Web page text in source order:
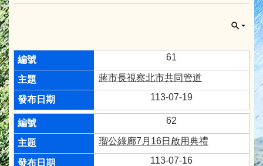
61
蔣市長視察北市共同管道
113-07-19
62
瑠公綠廊7月16日啟用典禮
113-07-16